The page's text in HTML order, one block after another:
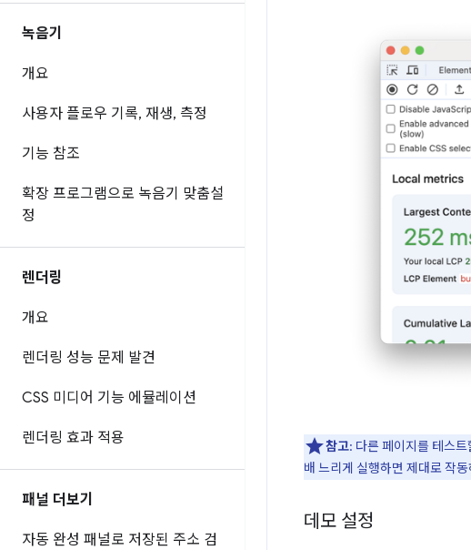
녹음기
개요
사용자 플로우 기록, 재생, 측정
기능 참조
확장 프로그램으로 녹음기 맞춤설
정
렌더링
개요
렌더링 성능 문제 발견
CSS 미디어 기능 에뮬레이션
렌더링 효과 적용
패널 더보기
자동 완성 패널로 저장된 주소 검
참고: 다른 페이지를 테스
배 느리게 실행하면 제대로 작
데모 설정